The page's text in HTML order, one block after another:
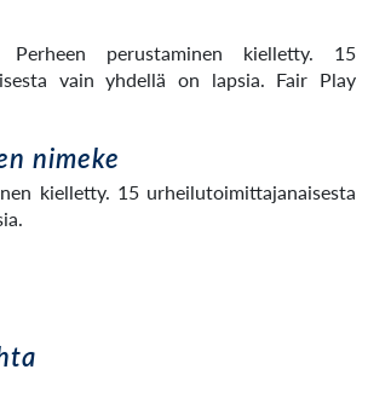
perustaminen kielletty. 15
vain yhdellä on lapsia. Fair Play
nimeke
kielletty. 15 urheilutoimittajanaisesta